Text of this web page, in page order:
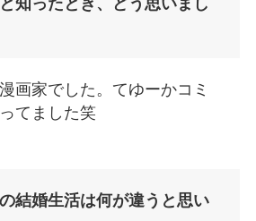
画家でした。てゆーかコミ
てました笑
結婚生活は何が違うと思い